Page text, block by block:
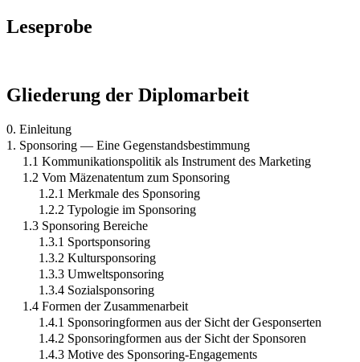
Leseprobe
Gliederung der Diplomarbeit
0. Einleitung
1. Sponsoring — Eine Gegenstandsbestimmung
1.1 Kommunikationspolitik als Instrument des Marketing
1.2 Vom Mäzenatentum zum Sponsoring
1.2.1 Merkmale des Sponsoring
1.2.2 Typologie im Sponsoring
1.3 Sponsoring Bereiche
1.3.1 Sportsponsoring
1.3.2 Kultursponsoring
1.3.3 Umweltsponsoring
1.3.4 Sozialsponsoring
1.4 Formen der Zusammenarbeit
1.4.1 Sponsoringformen aus der Sicht der Gesponserten
1.4.2 Sponsoringformen aus der Sicht der Sponsoren
1.4.3 Motive des Sponsoring-Engagements